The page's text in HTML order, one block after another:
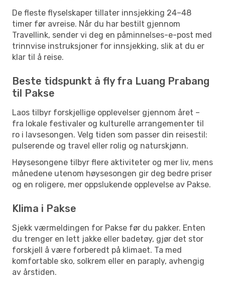
De fleste flyselskaper tillater innsjekking 24–48
timer før avreise. Når du har bestilt gjennom
Travellink, sender vi deg en påminnelses-e-post med
trinnvise instruksjoner for innsjekking, slik at du er
klar til å reise.
Beste tidspunkt å fly fra Luang Prabang
til Pakse
Laos tilbyr forskjellige opplevelser gjennom året –
fra lokale festivaler og kulturelle arrangementer til
ro i lavsesongen. Velg tiden som passer din reisestil:
pulserende og travel eller rolig og naturskjønn.
Høysesongene tilbyr flere aktiviteter og mer liv, mens
månedene utenom høysesongen gir deg bedre priser
og en roligere, mer oppslukende opplevelse av Pakse.
Klima i Pakse
Sjekk værmeldingen for Pakse før du pakker. Enten
du trenger en lett jakke eller badetøy, gjør det stor
forskjell å være forberedt på klimaet. Ta med
komfortable sko, solkrem eller en paraply, avhengig
av årstiden.